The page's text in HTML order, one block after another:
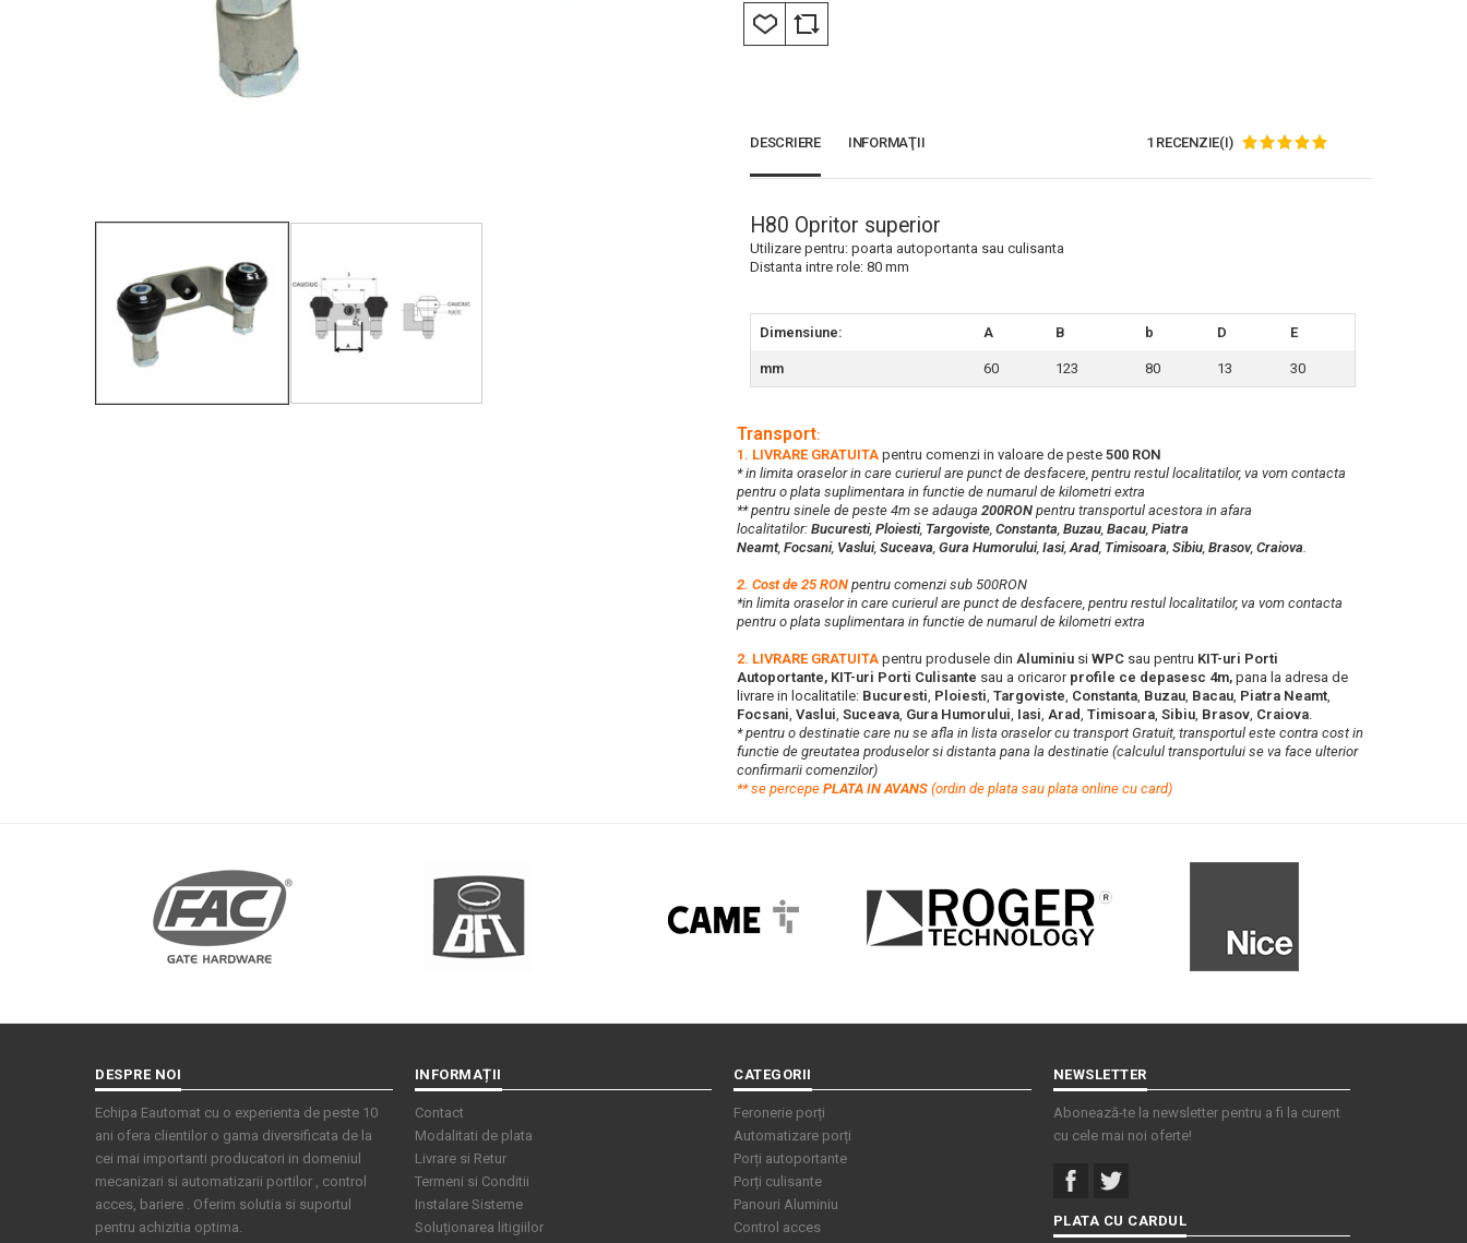
DESCRIERE INFORMAŢII 1 RECENZIE(I)
H80 Opritor superior
Utilizare pentru: poarta autoportanta sau culisanta
Distanta intre role: 80 mm
Dimensiune: A B b D E
mm 60 123 80 13 30
Transport:
1. LIVRARE GRATUITA pentru comenzi in valoare de peste 500 RON
* in limita oraselor in care curierul are punct de desfacere, pentru restul localitatilor, va vom contacta
pentru o plata suplimentara in functie de numarul de kilometri extra
** pentru sinele de peste 4m se adauga 200RON pentru transportul acestora in afara
localitatilor: Bucuresti, Ploiesti, Targoviste, Constanta, Buzau, Bacau, Piatra
Neamt, Focsani, Vaslui, Suceava, Gura Humorului, Iasi,Arad, Timisoara, Sibiu, Brasov, Craiova.
2. Cost de 25 RON pentru comenzi sub 500RON
*in limita oraselor in care curierul are punct de desfacere, pentru restul localitatilor, va vom contacta
pentru o plata suplimentara in functie de numarul de kilometri extra
2. LIVRARE GRATUITA pentru produsele din Aluminiu si WPC sau pentru KIT-uri Porti
Autoportante, KIT-uri Porti Culisante sau a oricarorprofile ce depasesc 4m, pana la adresa de
livrare in localitatile: Bucuresti, Ploiesti, Targoviste, Constanta, Buzau, Bacau, Piatra Neamt,
Focsani, Vaslui, Suceava, Gura Humorului, Iasi, Arad, Timisoara, Sibiu, Brasov, Craiova.
* pentru o destinatie care nu se afla in lista oraselor cu transport Gratuit, transportul este contra cost in
functie de greutatea produselor si distanta pana la destinatie (calculul transportului se va face ulterior
confirmarii comenzilor)
**se percepe PLATA IN AVANS (ordin de plata sau plata online cu card)
DESPRE NOI
Echipa Eautomat cu o experienta de peste 10
ani ofera clientilor o gama diversificata de la
cei mai importanti producatori in domeniul
mecanizari si automatizarii portilor , control
acces, bariere . Oferim solutia si suportul
pentru achizitia optima.
INFORMAȚII
Contact
Modalitati de plata
Livrare si Retur
Termeni si Conditii
Instalare Sisteme
Soluționarea litigiilor
CATEGORII
Feronerie porți
Automatizare porți
Porți autoportante
Porți culisante
Panouri Aluminiu
Control acces
NEWSLETTER
Abonează-te la newsletter pentru a fi la curent
cu cele mai noi oferte!
PLATA CU CARDUL